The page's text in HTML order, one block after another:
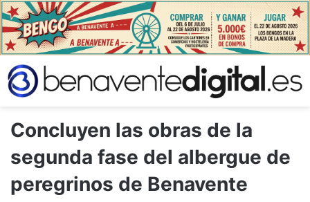
Concluyen las obras de la
segunda fase del albergue de
peregrinos de Benavente